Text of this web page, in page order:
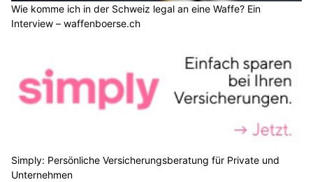
Wie komme ich in der Schweiz legal an eine Waffe? Ein
Interview – waffenboerse.ch
Simply: Persönliche Versicherungsberatung für Private und
Unternehmen